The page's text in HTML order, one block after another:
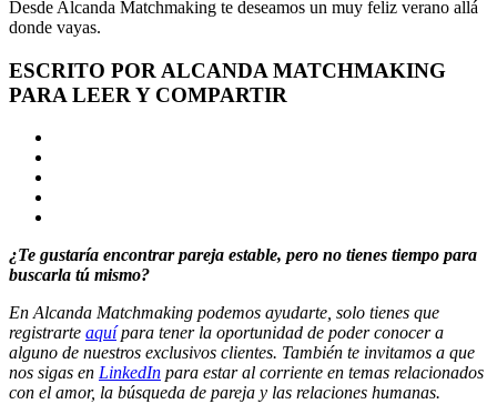
Desde Alcanda Matchmaking te deseamos un muy feliz verano allá
donde vayas.
ESCRITO POR ALCANDA MATCHMAKING
PARA LEER Y COMPARTIR
¿Te gustaría encontrar pareja estable, pero no tienes tiempo para
buscarla tú mismo?
En Alcanda Matchmaking podemos ayudarte, solo tienes que
registrarte aquípara tener la oportunidad de poder conocer a
alguno de nuestros exclusivos clientes. También te invitamos a que
nos sigas en LinkedIn para estar al corriente en temas relacionados
con el amor, la búsqueda de pareja y las relaciones humanas.